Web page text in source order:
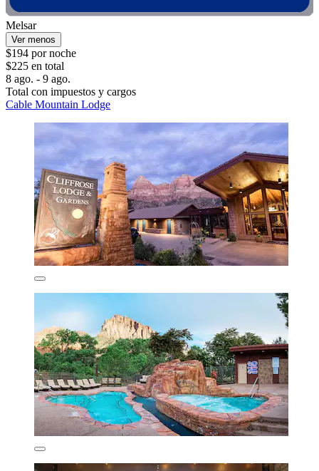
Melsar
Ver menos
$194 por noche
$225 en total
8 ago. - 9 ago.
Total con impuestos y cargos
Cable Mountain Lodge